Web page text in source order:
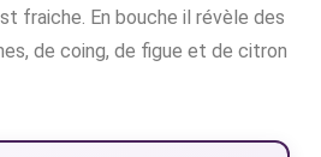
fraiche. En bouche il révèle des
de coing, de figue et de citron